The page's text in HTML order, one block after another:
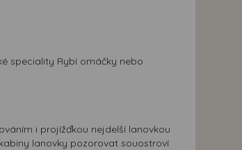
speciality Rybí omáčky nebo
i projížďkou nejdelší lanovkou
lanovky pozorovat souostroví